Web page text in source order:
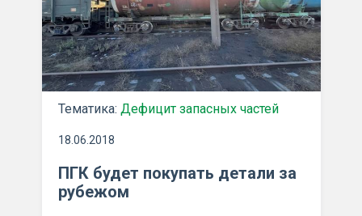
Тематика: Дефицит запасных частей
18.06.2018
ПГК будет покупать детали за
рубежом